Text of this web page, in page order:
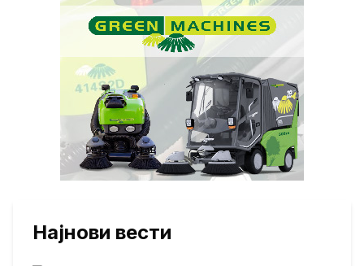
Најнови вести